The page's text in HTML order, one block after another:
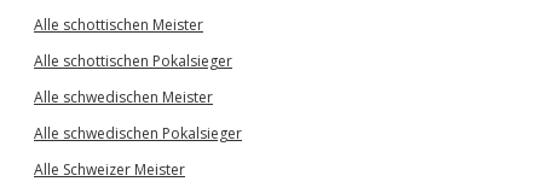
Alle schottischen Meister
Alle schottischen Pokalsieger
Alle schwedischen Meister
Alle schwedischen Pokalsieger
Alle Schweizer Meister